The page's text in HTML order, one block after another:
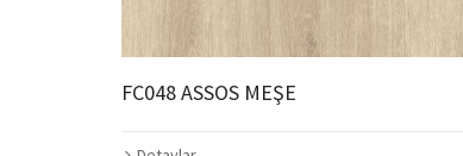
FC048 ASSOS MEŞE